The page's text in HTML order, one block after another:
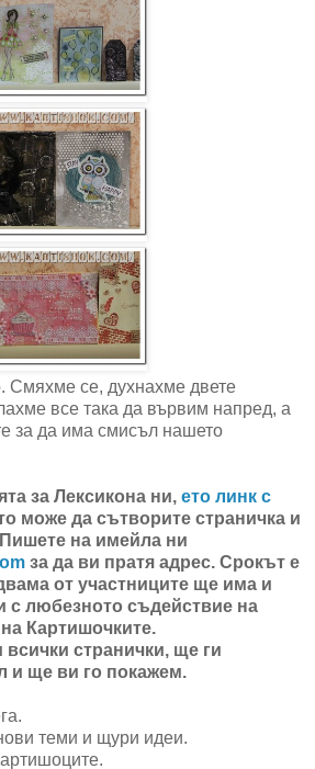
Смяхме се, духнахме двете
все така да вървим напред, а
за да има смисъл нашето
за Лексикона ни, ето линк с
може да сътворите страничка и
на имейла ни
за да ви пратя адрес. Срокът е
от участниците ще има и
с любезното съдействие на
Картишочките.
странички, ще ги
и ще ви го покажем.
теми и щури идеи.